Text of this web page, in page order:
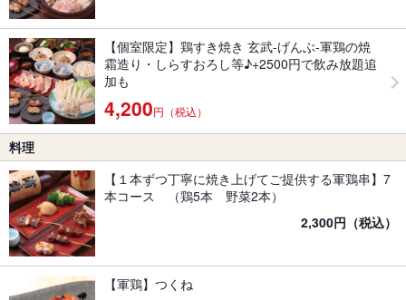
【個室限定】鶏すき焼き 玄武-げんぶ-軍鶏の焼
霜造り・しらすおろし等♪+2500円で飲み放題追
加も
4,200円（税込）
料理
【１本ずつ丁寧に焼き上げてご提供する軍鶏串】7
本コース （鶏5本 野菜2本）
2,300円（税込）
【軍鶏】つくね